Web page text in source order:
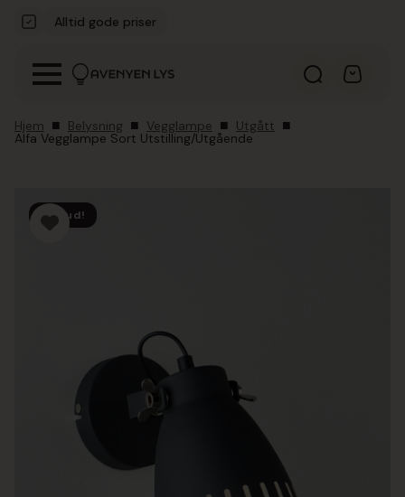
Hjem Belysning Vegglampe Utgått
Alfa Vegglampe Sort Utstilling/Utgående
Tilbud!